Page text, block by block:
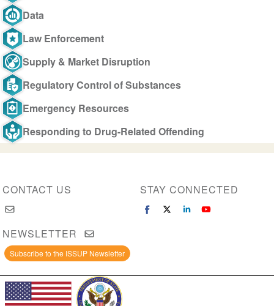
Data
Law Enforcement
Supply & Market Disruption
Regulatory Control of Substances
Emergency Resources
Responding to Drug-Related Offending
CONTACT US STAY CONNECTED
NEWSLETTER
Subscribe to the ISSUP Newsletter